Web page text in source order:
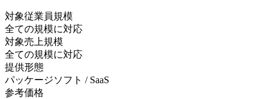
対象従業員規模
全ての規模に対応
対象売上規模
全ての規模に対応
提供形態
パッケージソフト / SaaS
参考価格